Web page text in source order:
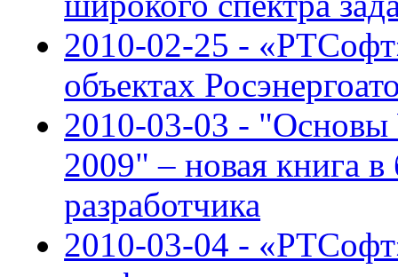
2010-02-25 -
объектах
2010-03-03 - "Основы
2009" – новая книга в
разработчика
2010-03-04 -